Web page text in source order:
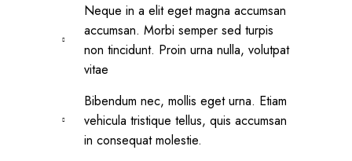
Neque in a elit eget magna accumsan
accumsan. Morbi semper sed turpis
non tincidunt. Proin urna nulla, volutpat
vitae
Bibendum nec, mollis eget urna. Etiam
vehicula tristique tellus, quis accumsan
in consequat molestie.